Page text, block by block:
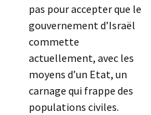
pas pour accepter que le
gouvernement d’Israël
commette
actuellement, avec les
moyens d’un Etat, un
carnage qui frappe des
populations civiles.